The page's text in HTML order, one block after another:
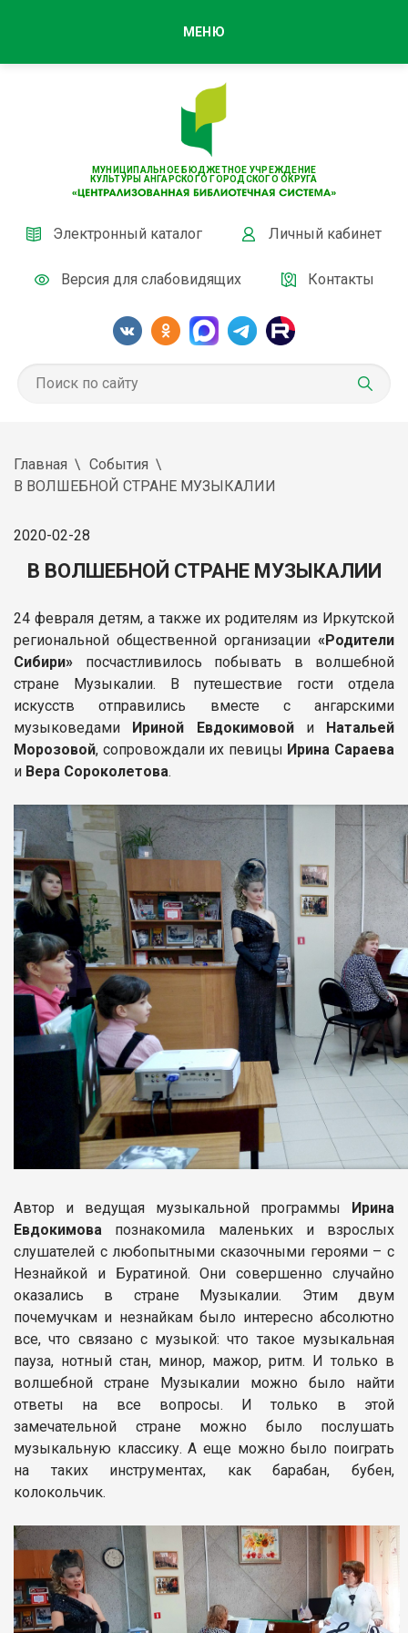
МУНИЦИПАЛЬНОЕ БЮДЖЕТНОЕ УЧРЕЖДЕНИЕ
КУЛЬТУРЫ АНГАРСКОГО ГОРОДСКОГО ОКРУГА
Электронный каталог Личный кабинет
Версия для слабовидящих Контакты
МЕНЮ
Главная
События
В ВОЛШЕБНОЙ СТРАНЕ МУЗЫКАЛИИ
2020-02-28
В ВОЛШЕБНОЙ СТРАНЕ МУЗЫКАЛИИ
24 февраля детям, а также их родителям из Иркутской
региональной общественной организации «Родители
Сибири» посчастливилось побывать в волшебной
стране Музыкалии. В путешествие гости отдела
искусств отправились вместе с ангарскими
музыковедами Ириной Евдокимовойи Натальей
Морозовой, сопровождали их певицы Ирина Сараева
и Вера Сороколетова.
Автор и ведущая музыкальной программы Ирина
Евдокимова познакомила маленьких и взрослых
слушателей с любопытными сказочными героями – с
Незнайкой и Буратиной. Они совершенно случайно
оказались в стране Музыкалии. Этим двум
почемучкам и незнайкам было интересно абсолютно
все, что связано с музыкой: что такое музыкальная
пауза, нотный стан, минор, мажор, ритм. И только в
волшебной стране Музыкалии можно было найти
ответы на все вопросы. И только в этой
замечательной стране можно было послушать
музыкальную классику. А еще можно было поиграть
на таких инструментах, как барабан, бубен,
колокольчик.